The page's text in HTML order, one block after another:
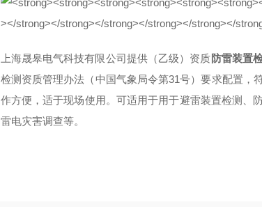
上海晟皋电气科技有限公司提供（乙级）资质防雷装置
检测资质管理办法（中国气象局令第31号）要求配置，
作方便，适于现场使用。可适用于用于避雷装置检测、
雷电灾害调查等。